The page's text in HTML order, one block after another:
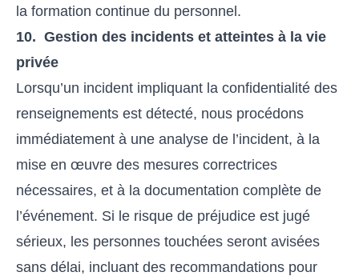
la formation continue du personnel.
10. Gestion des incidents et atteintes à la vie
privée
Lorsqu’un incident impliquant la confidentialité des
renseignements est détecté, nous procédons
immédiatement à une analyse de l’incident, à la
mise en œuvre des mesures correctrices
nécessaires, et à la documentation complète de
l’événement. Si le risque de préjudice est jugé
sérieux, les personnes touchées seront avisées
sans délai, incluant des recommandations pour